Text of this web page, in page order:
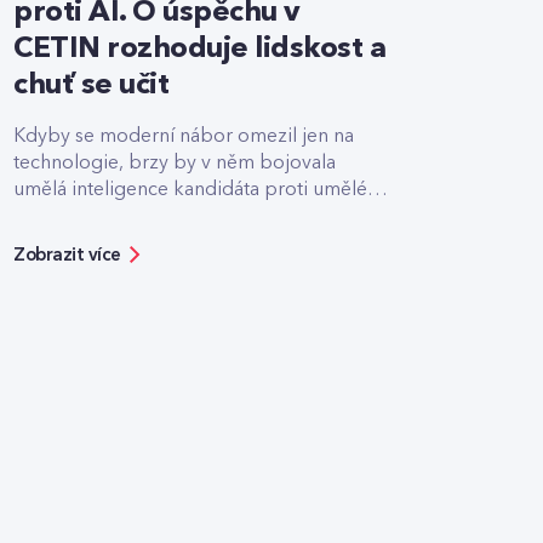
proti AI. O úspěchu v
CETIN rozhoduje lidskost a
chuť se učit
Kdyby se moderní nábor omezil jen na
technologie, brzy by v něm bojovala
umělá inteligence kandidáta proti umělé
Zobrazit více